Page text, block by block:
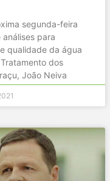
segunda-feira
para
qualidade da água
dos
João Neiva